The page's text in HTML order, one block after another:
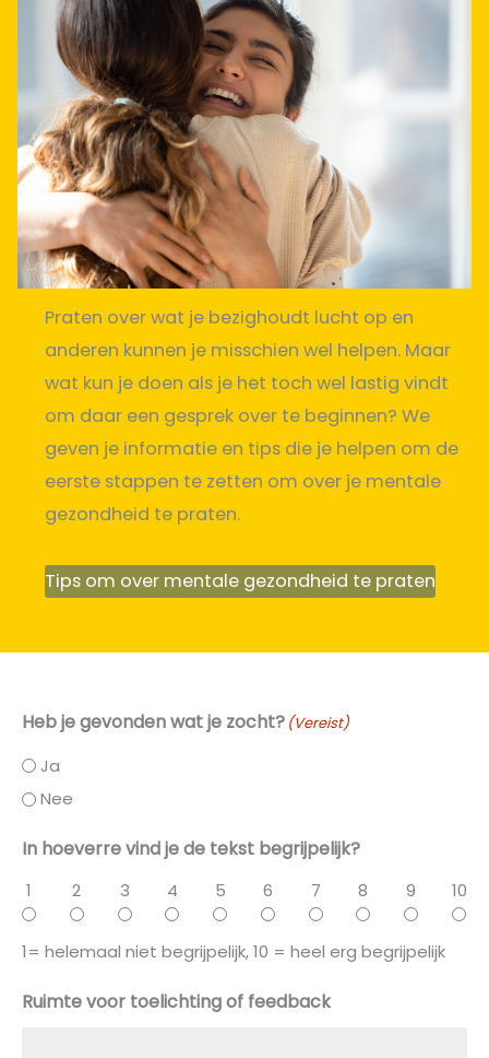
Praten over wat je bezighoudt lucht op en
anderen kunnen je misschien wel helpen. Maar
wat kun je doen als je het toch wel lastig vindt
om daar een gesprek over te beginnen? We
geven je informatie en tips die je helpen om de
eerste stappen te zetten om over je mentale
gezondheid te praten.
Tips om over mentale gezondheid te praten
Heb je gevonden wat je zocht? (Vereist)
Ja
Nee
In hoeverre vind je de tekst begrijpelijk?
1 2 3 4 5 6 7 8 9 10
1= helemaal niet begrijpelijk, 10 = heel erg begrijpelijk
Ruimte voor toelichting of feedback